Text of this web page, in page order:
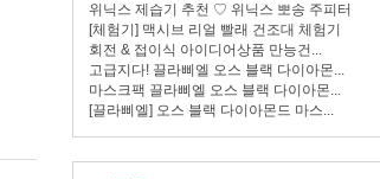
위닉스 제습기 추천 ♡ 위닉스 뽀송 주피터
[체험기] 맥시브 리얼 빨래 건조대 체험기
회전 & 접이식 아이디어상품 만능건...
고급지다! 끌라삐엘 오스 블랙 다이아몬...
마스크팩 끌라삐엘 오스 블랙 다이아몬...
[끌라삐엘] 오스 블랙 다이아몬드 마스...